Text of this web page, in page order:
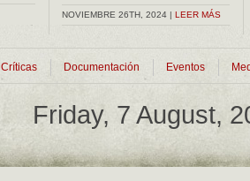
NOVIEMBRE 26TH, 2024 | LEER MÁS
Críticas Documentación Eventos
Friday, 7 August,